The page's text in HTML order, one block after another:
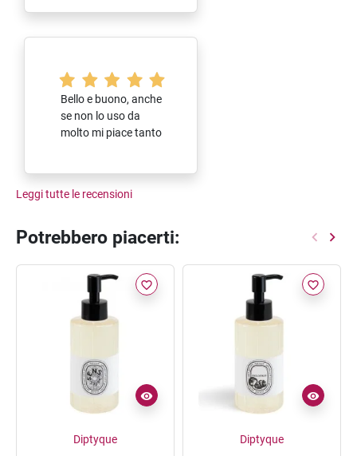
Bello e buono, anche
se non lo uso da
molto mi piace tanto
Leggi tutte le recensioni
Potrebbero piacerti:
favorite_border
Diptyque
favorite_border
Diptyque